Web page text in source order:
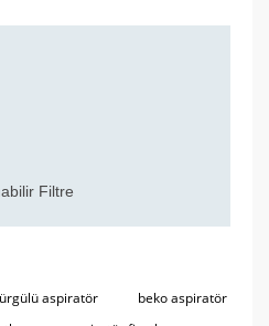
Filtre
siz yapın!
noktaları öneri
aspiratör
beko aspiratör